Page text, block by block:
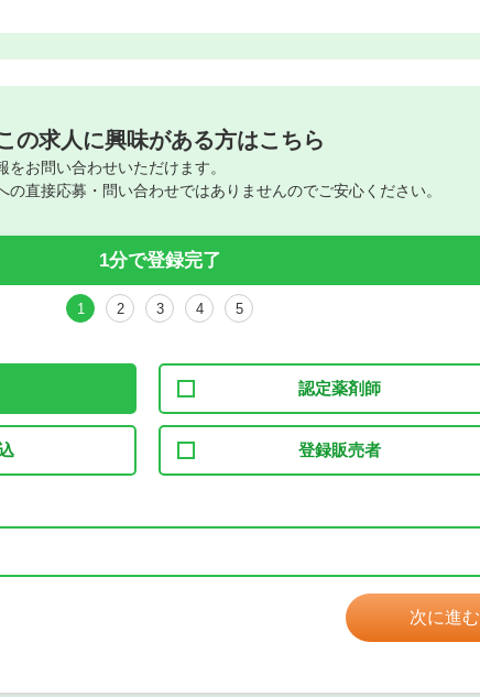
の求人に興味がある方はこちら
をお問い合わせいただけます。
の直接応募・問い合わせではありませんのでご安心ください。
1分で登録完了
1 2 3 4 5
認定薬剤師
登録販売者
次に進む